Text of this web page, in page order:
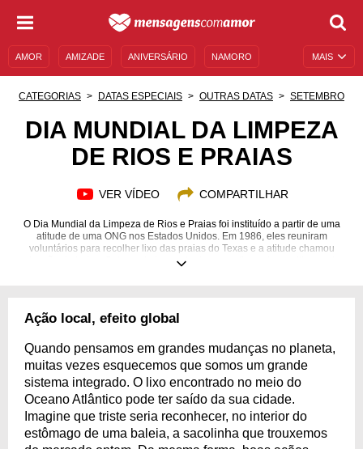
MAIS
AMOR AMIZADE ANIVERSÁRIO NAMORO
MENSAGENS E FRASES MENSAGENS DE ANIVERSÁRIO
CATEGORIAS DATAS ESPECIAIS OUTRAS DATAS SETEMBRO
DIA MUNDIAL DA LIMPEZA
DE RIOS E PRAIAS
VER VÍDEO COMPARTILHAR
O Dia Mundial da Limpeza de Rios e Praias foi instituído a partir de uma
atitude de uma ONG nos Estados Unidos. Em 1986, eles reuniram
voluntários para recolher lixo das praias do Texas e a atitude chamou
atenção de todos. O descarte incorreto de nosso lixo coloca milhares de
pense se está fazendo da maneira correta. Quando matamos algo em
Ação local, efeito global
Quando pensamos em grandes mudanças no planeta,
muitas vezes esquecemos que somos um grande
sistema integrado. O lixo encontrado no meio do
Oceano Atlântico pode ter saído da sua cidade.
Imagine que triste seria reconhecer, no interior do
estômago de uma baleia, a sacolinha que trouxemos